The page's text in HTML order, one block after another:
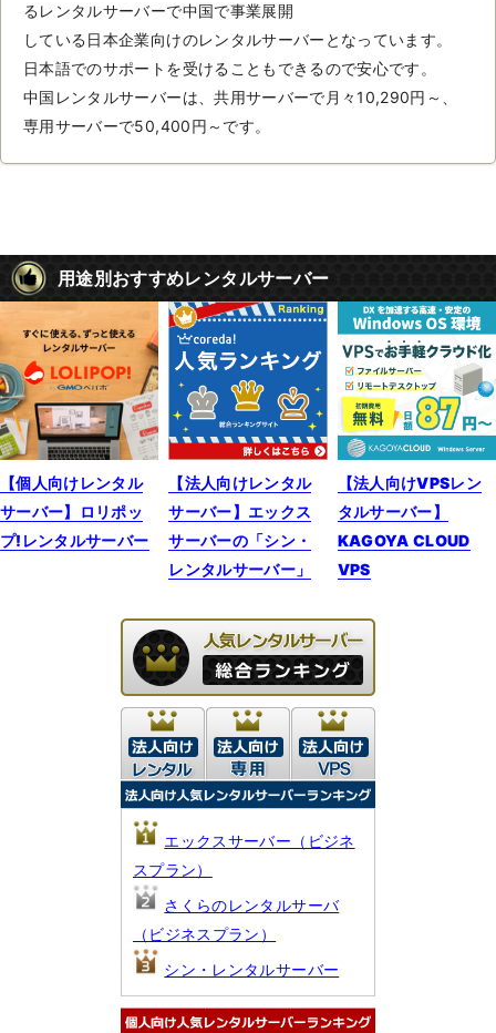
るレンタルサーバーで中国で事業展開
している日本企業向けのレンタルサーバーとなっています。
日本語でのサポートを受けることもできるので安心です。
中国レンタルサーバーは、共用サーバーで月々10,290円～、
専用サーバーで50,400円～です。
用途別おすすめレンタルサーバー
【個人向けレンタル
サーバー】ロリポッ
プ!レンタルサーバー
【法人向けレンタル
サーバー】エックス
サーバーの「シン・
レンタルサーバー」
【法人向けVPSレン
タルサーバー】
KAGOYA CLOUD
VPS
エックスサーバー（ビジネ
スプラン）
さくらのレンタルサーバ
（ビジネスプラン）
シン・レンタルサーバー